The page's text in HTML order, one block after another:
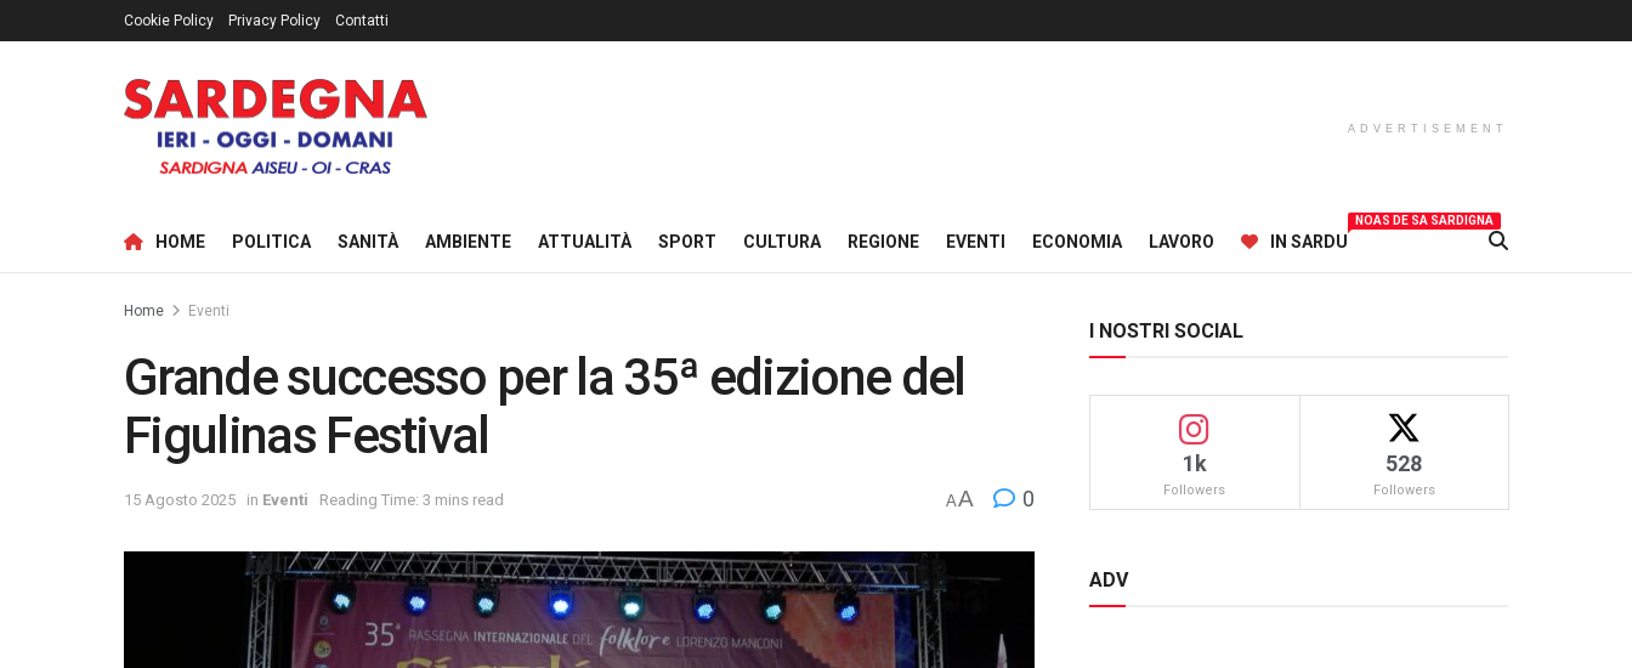
Cookie Policy Privacy Policy Contatti
ADVERTISEMENT
HOME POLITICA SANITÀ AMBIENTE ATTUALITÀ SPORT CULTURA REGIONE EVENTI ECONOMIA LAVORO IN SARDU
NOAS DE SA SARDIGNA
Home Eventi
Grande successo per la 35ª edizione del
Figulinas Festival
15 Agosto 2025 in Eventi Reading Time: 3 mins read AA 0
I NOSTRI SOCIAL
1k
Followers
528
Followers
ADV